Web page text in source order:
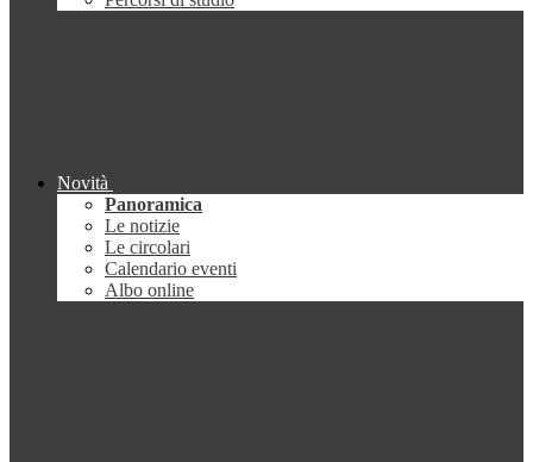
Novità
Panoramica
Le notizie
Le circolari
Calendario eventi
Albo online